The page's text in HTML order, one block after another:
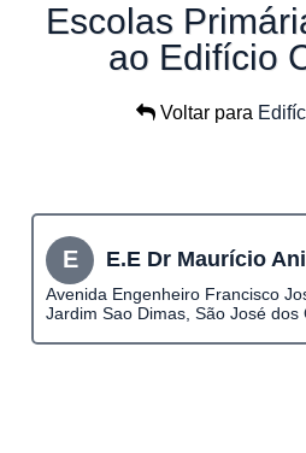
Escolas
ao Edifício
Voltar para
E E.E Dr Maurício
Avenida Engenheiro Francisco
Jardim Sao Dimas, São José dos